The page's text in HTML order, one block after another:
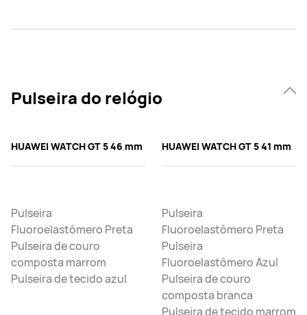
Pulseira do relógio
HUAWEI WATCH GT 5 46 mm
Pulseira
Fluoroelastômero Preta
Pulseira de couro
composta marrom
Pulseira de tecido azul
HUAWEI WATCH GT 5 41 mm
Pulseira
Fluoroelastômero Preta
Pulseira
Fluoroelastômero Azul
Pulseira de couro
composta branca
Pulseira de tecido marrom